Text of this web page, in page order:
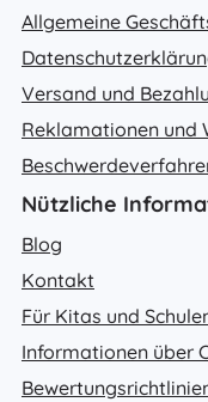
Allgemeine
Versand und
Reklamationen und
Nützliche
Blog
Kontakt
Für Kitas und
Informationen über